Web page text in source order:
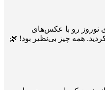
نوروز رو با عکس‌های
همه چیز بی‌نظیر بود! 🌿